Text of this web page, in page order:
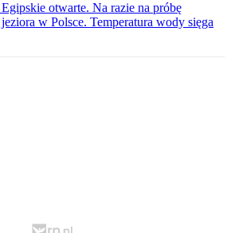
otwarte. Na razie na próbę
w Polsce. Temperatura wody sięga